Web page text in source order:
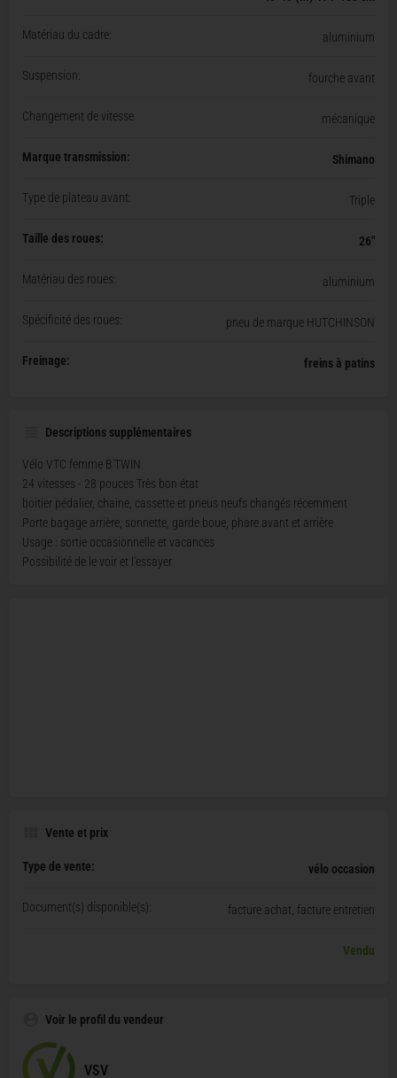
Matériau du cadre: aluminium
Suspension: fourche avant
Changement de vitesse mécanique
Marque transmission: Shimano
Type de plateau avant: Triple
Taille des roues: 26"
Matériau des roues: aluminium
Spécificité des roues: pneu de marque HUTCHINSON
Freinage: freins à patins
Descriptions supplémentaires
Vélo VTC femme B'TWIN
24 vitesses - 28 pouces Très bon état
boitier pédalier, chaine, cassette et pneus neufs changés récemment
Porte bagage arrière, sonnette, garde boue, phare avant et arrière
Usage : sortie occasionnelle et vacances
Possibilité de le voir et l'essayer
Vente et prix
Type de vente: vélo occasion
Document(s) disponible(s): facture achat, facture entretien
Vendu
Voir le profil du vendeur
VSV